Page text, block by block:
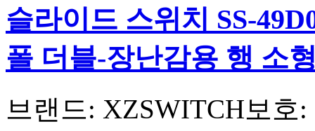
슬라이드 스위치 SS-
폴 더블-장난감용 행 소
브랜드: XZSWITCH보호